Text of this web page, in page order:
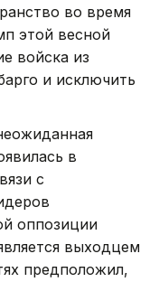
во время
этой весной
войска из
и исключить
в
с
оппозиции
выходцем
предположил,